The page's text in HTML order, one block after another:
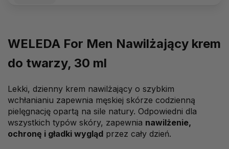
WELEDA For Men Nawilżający krem
do twarzy, 30 ml
Lekki, dzienny krem nawilżający o szybkim
wchłanianiu zapewnia męskiej skórze codzienną
pielęgnację opartą na sile natury. Odpowiedni dla
wszystkich typów skóry, zapewnia nawilżenie,
ochronę i gładki wygląd przez cały dzień.